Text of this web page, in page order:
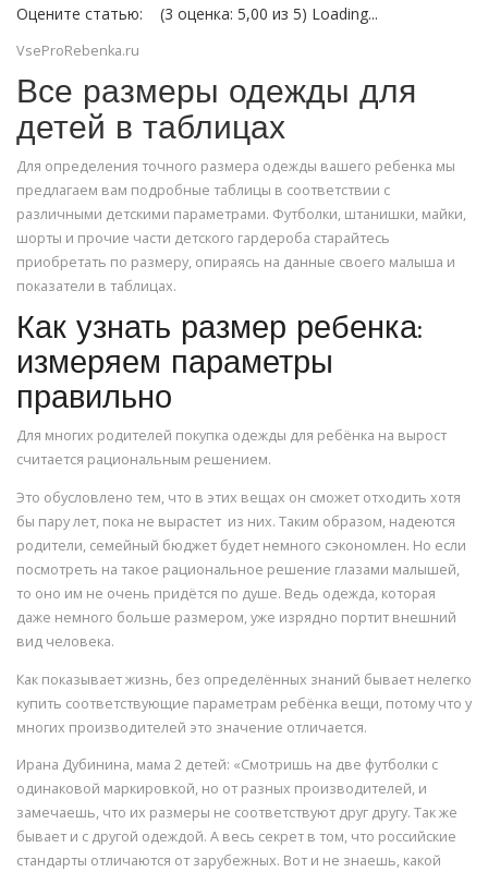
Оцените статью: (3 оценка: 5,00 из 5) Loading...
VseProRebenka.ru
Все размеры одежды для
детей в таблицах
Для определения точного размера одежды вашего ребенка мы
предлагаем вам подробные таблицы в соответствии с
различными детскими параметрами. Футболки, штанишки, майки,
шорты и прочие части детского гардероба старайтесь
приобретать по размеру, опираясь на данные своего малыша и
показатели в таблицах.
Как узнать размер ребенка:
измеряем параметры
правильно
Для многих родителей покупка одежды для ребёнка на вырост
считается рациональным решением.
Это обусловлено тем, что в этих вещах он сможет отходить хотя
бы пару лет, пока не вырастет из них. Таким образом, надеются
родители, семейный бюджет будет немного сэкономлен. Но если
посмотреть на такое рациональное решение глазами малышей,
то оно им не очень придётся по душе. Ведь одежда, которая
даже немного больше размером, уже изрядно портит внешний
вид человека.
Как показывает жизнь, без определённых знаний бывает нелегко
купить соответствующие параметрам ребёнка вещи, потому что у
многих производителей это значение отличается.
Ирана Дубинина, мама 2 детей: «Смотришь на две футболки с
одинаковой маркировкой, но от разных производителей, и
замечаешь, что их размеры не соответствуют друг другу. Так же
бывает и с другой одеждой. А весь секрет в том, что российские
стандарты отличаются от зарубежных. Вот и не знаешь, какой